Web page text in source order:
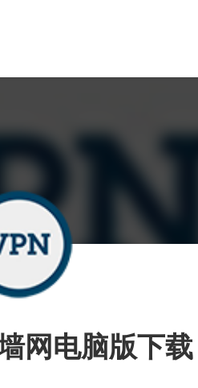
网电脑版下载